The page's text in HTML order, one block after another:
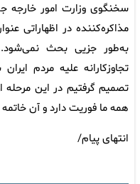
سخنگوی وزارت امور خارجه
مذاکره‌کننده در اظهاراتی
به‌طور جزیی بحث
تجاوزکارانه علیه مردم
تصمیم گرفتیم در این مرحله
همه ما فوریت دارد و آن
انتهای پیام/